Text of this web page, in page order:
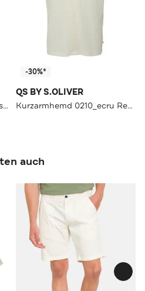
Kurzarmhemd 0810_helles sand Loose Fit
-30%*
QS BY S.OLIVER
Kurzarmhemd 0210_ecru Regular Fit
auch